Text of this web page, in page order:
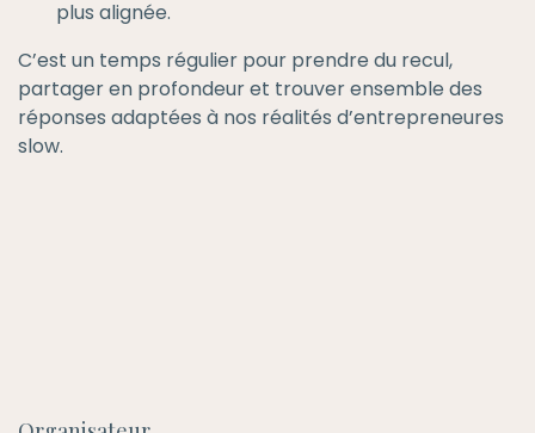
plus alignée.
C’est un temps régulier pour prendre du recul,
partager en profondeur et trouver ensemble des
réponses adaptées à nos réalités d’entrepreneures
slow.